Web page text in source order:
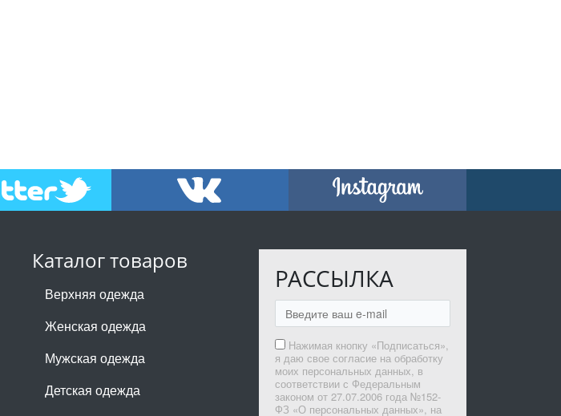
Каталог товаров
Верхняя одежда
Женская одежда
Мужская одежда
Детская одежда
РАССЫЛКА
Нажимая кнопку «Подписаться»,
я даю свое согласие на обработку
моих персональных данных, в
соответствии с Федеральным
законом от 27.07.2006 года №152-
ФЗ «О персональных данных», на